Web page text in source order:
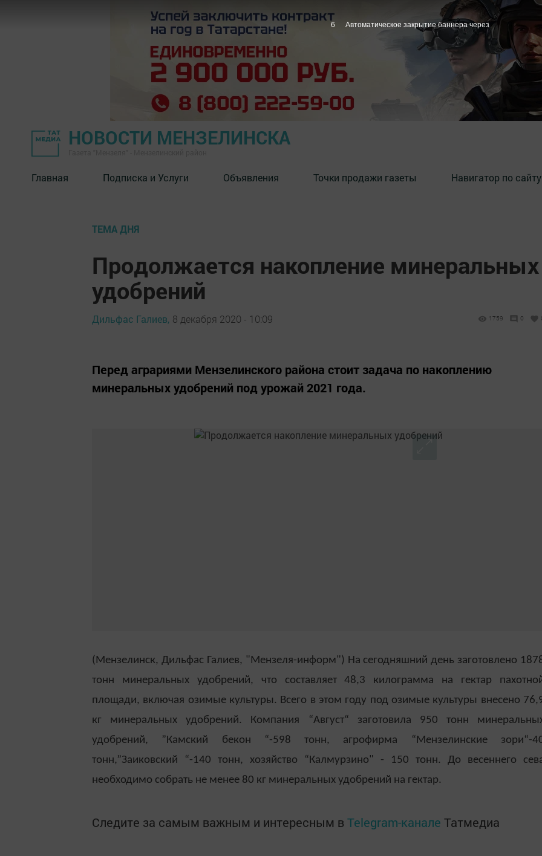
НОВОСТИ МЕНЗЕЛИНСКА
Главная Подписка и Услуги Объявления Точки продажи газеты Навигатор по сайту
ТЕМА ДНЯ
Продолжается накопление минеральных
удобрений
Дильфас Галиев, 8 декабря 2020 - 10:09 1759 0
Перед аграриями Мензелинского района стоит задача по накоплению
минеральных удобрений под урожай 2021 года.
(Мензелинск, Дильфас Галиев, "Мензеля-информ") На сегодняшний день заготовлено
тонн минеральных удобрений, что составляет 48,3 килограмма на гектар
площади, включая озимые культуры. Всего в этом году под озимые культуры внесено
кг минеральных удобрений. Компания “Август“ заготовила 950 тонн
удобрений, ”Камский бекон “-598 тонн, агрофирма “Мензелинские зори“-
тонн,”Заиковский “-140 тонн, хозяйство “Калмурзино" - 150 тонн. До весеннего
необходимо собрать не менее 80 кг минеральных удобрений на гектар.
Следите за самым важным и интересным в Telegram-канале Татмедиа
5 Автоматическое закрытие баннера через